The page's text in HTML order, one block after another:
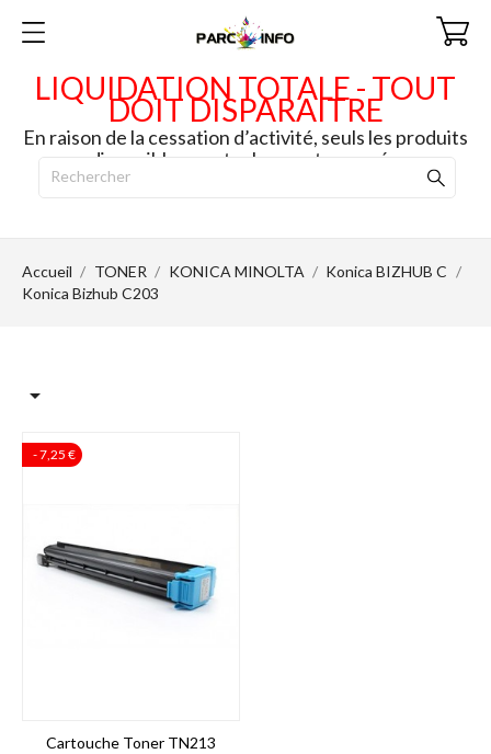
LIQUIDATION TOTALE - TOUT
DOIT DISPARAITRE
En raison de la cessation d’activité, seuls les produits
disponibles en stock seront envoyés.
Accueil TONER KONICA MINOLTA
Konica BIZHUB C
Konica Bizhub C203

Cartouche Toner TN213
- 7,25 €